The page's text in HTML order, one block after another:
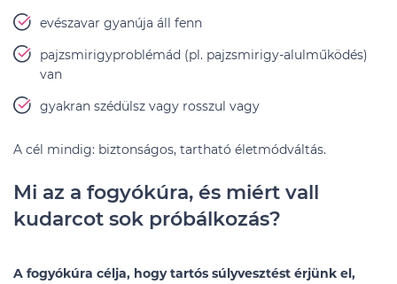
evészavar gyanúja áll fenn
pajzsmirigyproblémád (pl. pajzsmirigy-alulműködés)
van
gyakran szédülsz vagy rosszul vagy
A cél mindig: biztonságos, tartható életmódváltás.
Mi az a fogyókúra, és miért vall
kudarcot sok próbálkozás?
A fogyókúra célja, hogy tartós súlyvesztést érjünk el,